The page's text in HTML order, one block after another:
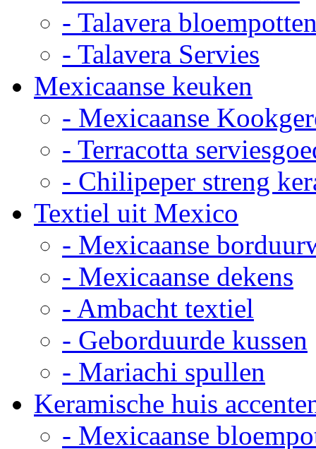
- Talavera
- Talavera Servies
Mexicaanse keuken
- Mexicaanse
- Terracotta
- Chilipeper streng
Textiel uit Mexico
- Mexicaanse
- Mexicaanse dekens
- Ambacht textiel
- Geborduurde kussen
- Mariachi spullen
Keramische huis
- Mexicaanse